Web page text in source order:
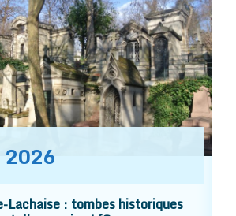
2026
Lachaise : tombes historiques